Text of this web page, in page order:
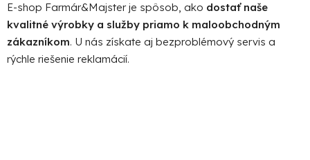
p
r
v
E-shop Farmár&Majster je spôsob, ako dostať naše
kvalitné výrobky a služby priamo k maloobchodným
zákazníkom. U nás získate aj bezproblémový servis a
rýchle riešenie reklamácií.